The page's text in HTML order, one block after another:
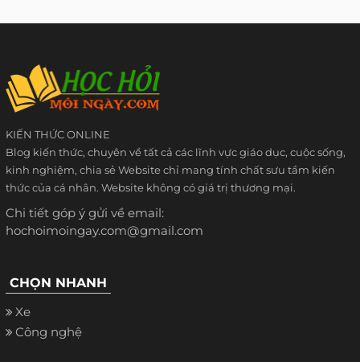
KIẾN THỨC ONLINE
Blog kiến thức, chuyên về tất cả các lĩnh vực giáo dục, cuộc sống,
kinh nghiệm, chia sẻ Website chỉ mang tính chất sưu tầm kiến
thức của cá nhân. Website không có giá trị thương mại.
Chi tiết góp ý gửi về email:
hochoimoingay.com@gmail.com
CHỌN NHANH
Xe
Công nghệ